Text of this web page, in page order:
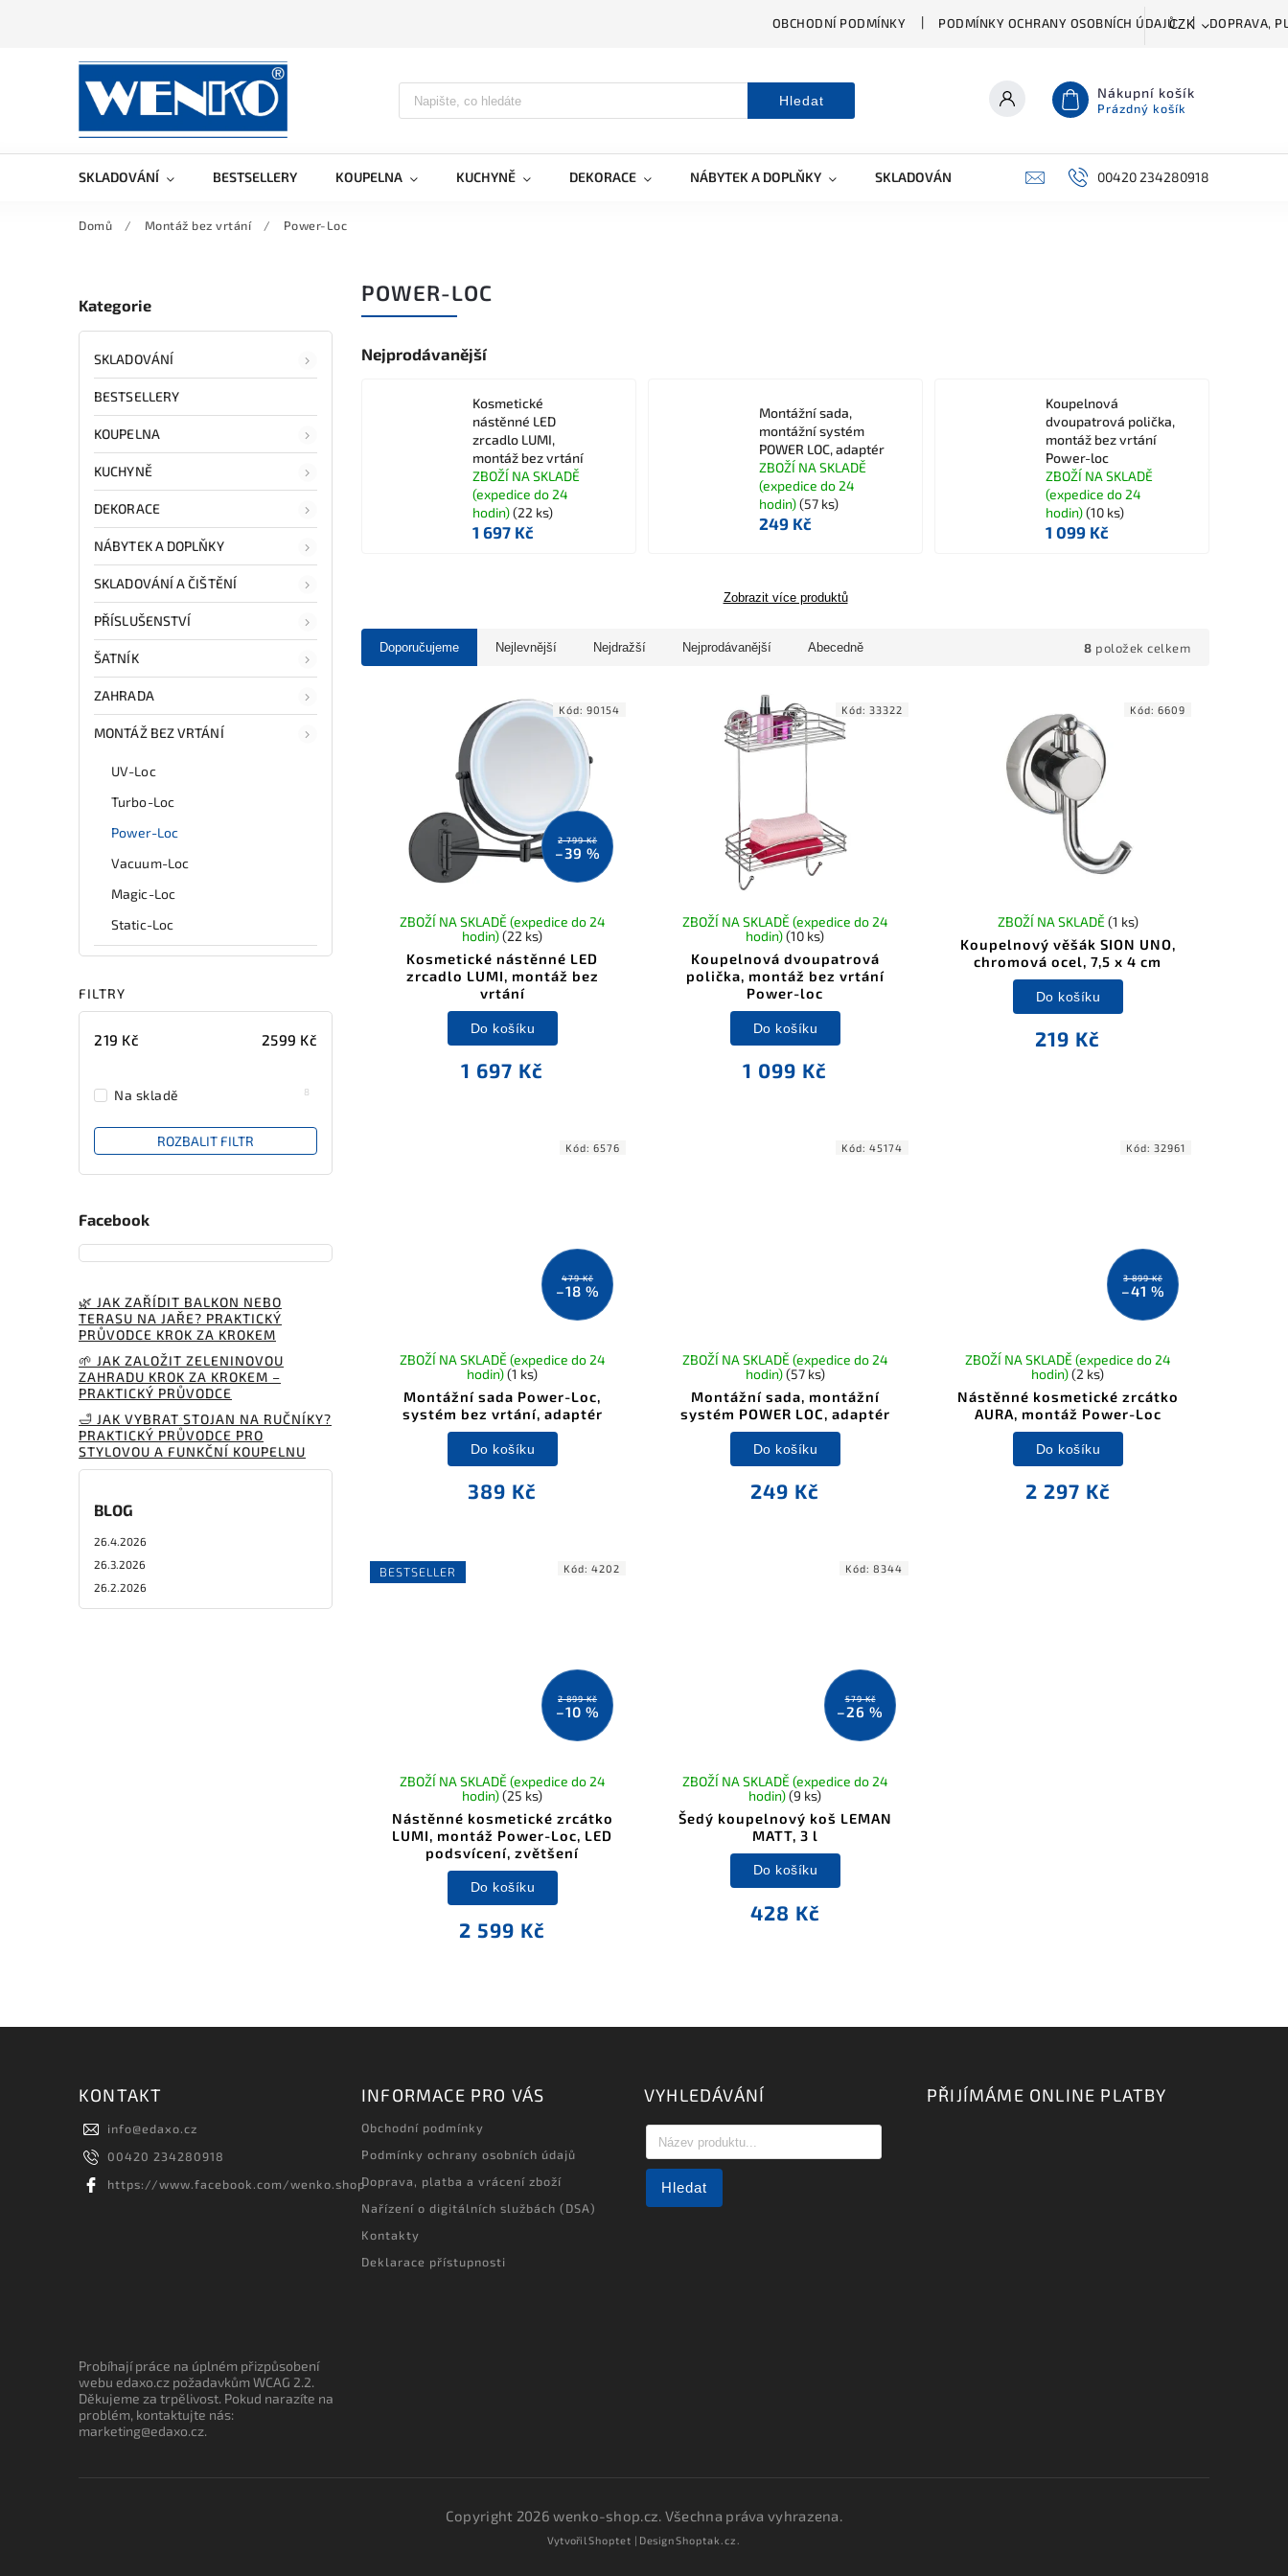
OBCHODNÍ PODMÍNKY PODMÍNKY OCHRANY OSOBNÍCH ÚDAJŮ DOPRAVA,
CZK
Hledat Nákupní košík
Prázdný košík
SKLADOVÁNÍ BESTSELLERY KOUPELNA KUCHYNĚ DEKORACE NÁBYTEK A DOPLŇKY SKLADOVÁNÍ A ČIŠTĚNÍ PŘÍSLUŠENSTVÍ
00420 234280918
Domů / Montáž bez vrtání / Power-Loc
Kategorie
SKLADOVÁNÍ
BESTSELLERY
KOUPELNA
KUCHYNĚ
DEKORACE
NÁBYTEK A DOPLŇKY
SKLADOVÁNÍ A ČIŠTĚNÍ
PŘÍSLUŠENSTVÍ
ŠATNÍK
ZAHRADA
MONTÁŽ BEZ VRTÁNÍ
UV-Loc
Turbo-Loc
Power-Loc
Vacuum-Loc
Magic-Loc
Static-Loc
FILTRY
219 Kč 2599 Kč
Na skladě 8
ROZBALIT FILTR
Facebook
🌿 JAK ZAŘÍDIT BALKON NEBO
TERASU NA JAŘE? PRAKTICKÝ
PRŮVODCE KROK ZA KROKEM
🌱 JAK ZALOŽIT ZELENINOVOU
ZAHRADU KROK ZA KROKEM –
PRAKTICKÝ PRŮVODCE
🛁 JAK VYBRAT STOJAN NA RUČNÍKY?
PRAKTICKÝ PRŮVODCE PRO
STYLOVOU A FUNKČNÍ KOUPELNU
BLOG
26.4.2026
26.3.2026
26.2.2026
POWER-LOC
Nejprodávanější
Kosmetické
nástěnné LED
zrcadlo LUMI,
montáž bez vrtání
ZBOŽÍ NA SKLADĚ
(expedice do 24
hodin)(22 ks)
1 697 Kč
Montážní sada,
montážní systém
POWER LOC, adaptér
ZBOŽÍ NA SKLADĚ
(expedice do 24
hodin)(57 ks)
249 Kč
Koupelnová
dvoupatrová polička,
montáž bez vrtání
Power-loc
ZBOŽÍ NA SKLADĚ
(expedice do 24
hodin)(10 ks)
1 099 Kč
Zobrazit více produktů
Doporučujeme Nejlevnější Nejdražší Nejprodávanější Abecedně 8 položek celkem
2 799 Kč
–39 %
Kosmetické nástěnné LED
zrcadlo LUMI, montáž bez
vrtání
ZBOŽÍ NA SKLADĚ (expedice do 24
hodin)(22 ks)
1 697 Kč
Do košíku
Kód:90154
Koupelnová dvoupatrová
polička, montáž bez vrtání
Power-loc
ZBOŽÍ NA SKLADĚ (expedice do 24
hodin)(10 ks)
1 099 Kč
Do košíku
Kód:33322
Koupelnový věšák SION UNO,
chromová ocel, 7,5 x 4 cm
ZBOŽÍ NA SKLADĚ (1 ks)
219 Kč
Do košíku
Kód:6609
479 Kč
–18 %
Montážní sada Power-Loc,
systém bez vrtání, adaptér
ZBOŽÍ NA SKLADĚ (expedice do 24
hodin)(1 ks)
389 Kč
Do košíku
Kód:6576
Montážní sada, montážní
systém POWER LOC, adaptér
ZBOŽÍ NA SKLADĚ (expedice do 24
hodin)(57 ks)
249 Kč
Do košíku
Kód:45174
3 899 Kč
–41 %
Nástěnné kosmetické zrcátko
AURA, montáž Power-Loc
ZBOŽÍ NA SKLADĚ (expedice do 24
hodin)(2 ks)
2 297 Kč
Do košíku
Kód:32961
BESTSELLER
2 899 Kč
–10 %
Nástěnné kosmetické zrcátko
LUMI, montáž Power-Loc, LED
podsvícení, zvětšení
ZBOŽÍ NA SKLADĚ (expedice do 24
hodin)(25 ks)
2 599 Kč
Do košíku
Kód:4202
579 Kč
–26 %
Šedý koupelnový koš LEMAN
MATT, 3 l
ZBOŽÍ NA SKLADĚ (expedice do 24
hodin)(9 ks)
428 Kč
Do košíku
Kód:8344
KONTAKT
info@edaxo.cz
00420 234280918
https://www.facebook.com/wenko.shop
INFORMACE PRO VÁS
Obchodní podmínky
Podmínky ochrany osobních údajů
Doprava, platba a vrácení zboží
Nařízení o digitálních službách (DSA)
Kontakty
Deklarace přístupnosti
VYHLEDÁVÁNÍ
Hledat
PŘIJÍMÁME ONLINE PLATBY
Probíhají práce na úplném přizpůsobení
webu edaxo.cz požadavkům WCAG 2.2.
Děkujeme za trpělivost. Pokud narazíte na
problém, kontaktujte nás:
marketing@edaxo.cz.
Copyright 2026wenko-shop.cz. Všechna práva vyhrazena.
VytvořilShoptet | DesignShoptak.cz.